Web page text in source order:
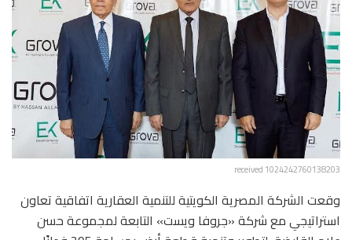
received 1024242760138203
وقعت الشركة المصرية الكويتية للتنمية العقارية اتفاقية تعاون
استراتيجي مع شركة «جروفا ويست» التابعة لمجموعة حسن